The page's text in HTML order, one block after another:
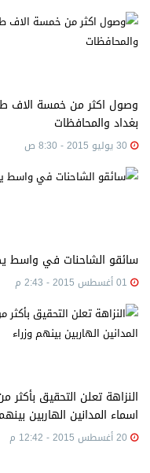
وصول اكثر من خمسة الاف
بغداد والمحافظات
سائقو الشاحنات في واسط
اسماء المدانين الهاربين